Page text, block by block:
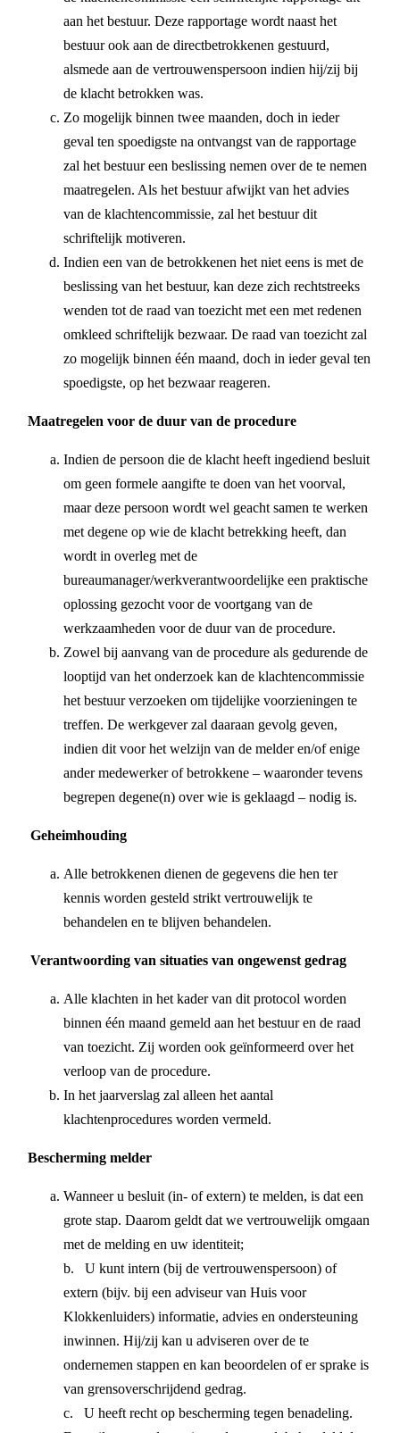
aan het bestuur. Deze rapportage wordt naast het
bestuur ook aan de directbetrokkenen gestuurd,
alsmede aan de vertrouwenspersoon indien hij/zij bij
de klacht betrokken was.
Zo mogelijk binnen twee maanden, doch in ieder
geval ten spoedigste na ontvangst van de rapportage
zal het bestuur een beslissing nemen over de te nemen
maatregelen. Als het bestuur afwijkt van het advies
van de klachtencommissie, zal het bestuur dit
schriftelijk motiveren.
Indien een van de betrokkenen het niet eens is met de
beslissing van het bestuur, kan deze zich rechtstreeks
wenden tot de raad van toezicht met een met redenen
omkleed schriftelijk bezwaar. De raad van toezicht zal
zo mogelijk binnen één maand, doch in ieder geval ten
spoedigste, op het bezwaar reageren.
Maatregelen voor de duur van de procedure
Indien de persoon die de klacht heeft ingediend besluit
om geen formele aangifte te doen van het voorval,
maar deze persoon wordt wel geacht samen te werken
met degene op wie de klacht betrekking heeft, dan
wordt in overleg met de
bureaumanager/werkverantwoordelijke een praktische
oplossing gezocht voor de voortgang van de
werkzaamheden voor de duur van de procedure.
Zowel bij aanvang van de procedure als gedurende de
looptijd van het onderzoek kan de klachtencommissie
het bestuur verzoeken om tijdelijke voorzieningen te
treffen. De werkgever zal daaraan gevolg geven,
indien dit voor het welzijn van de melder en/of enige
ander medewerker of betrokkene – waaronder tevens
begrepen degene(n) over wie is geklaagd – nodig is.
Geheimhouding
Alle betrokkenen dienen de gegevens die hen ter
kennis worden gesteld strikt vertrouwelijk te
behandelen en te blijven behandelen.
Verantwoording van situaties van ongewenst gedrag
Alle klachten in het kader van dit protocol worden
binnen één maand gemeld aan het bestuur en de raad
van toezicht. Zij worden ook geïnformeerd over het
verloop van de procedure.
In het jaarverslag zal alleen het aantal
klachtenprocedures worden vermeld.
Bescherming melder
Wanneer u besluit (in- of extern) te melden, is dat een
grote stap. Daarom geldt dat we vertrouwelijk omgaan
met de melding en uw identiteit;
b. U kunt intern (bij de vertrouwenspersoon) of
extern (bijv. bij een adviseur van Huis voor
Klokkenluiders) informatie, advies en ondersteuning
inwinnen. Hij/zij kan u adviseren over de te
ondernemen stappen en kan beoordelen of er sprake is
van grensoverschrijdend gedrag.
c. U heeft recht op bescherming tegen benadeling.